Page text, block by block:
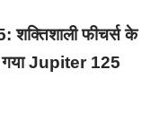
फीचर्स के
गया Jupiter 125